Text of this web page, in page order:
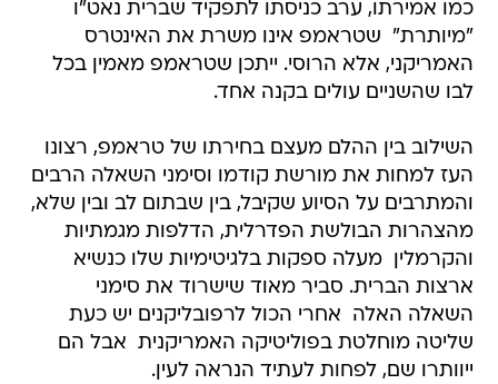
כמו אמירתו, ערב כניסתו לתפקיד שברית נאט"ו
"מיותרת"  שטראמפ אינו משרת את האינטרס
האמריקני, אלא הרוסי. ייתכן שטראמפ מאמין בכל
לבו שהשניים עולים בקנה אחד.
השילוב בין ההלם מעצם בחירתו של טראמפ, רצונו
העז למחות את מורשת קודמו וסימני השאלה הרבים
והמתרבים על הסיוע שקיבל, בין שבתום לב ובין שלא,
מהצהרות הבולשת הפדרלית, הדלפות מגמתיות
והקרמלין  מעלה ספקות בלגיטימיות שלו כנשיא
ארצות הברית. סביר מאוד שישרוד את סימני
השאלה האלה  אחרי הכול לרפובליקנים יש כעת
שליטה מוחלטת בפוליטיקה האמריקנית  אבל הם
ייוותרו שם, לפחות לעתיד הנראה לעין.